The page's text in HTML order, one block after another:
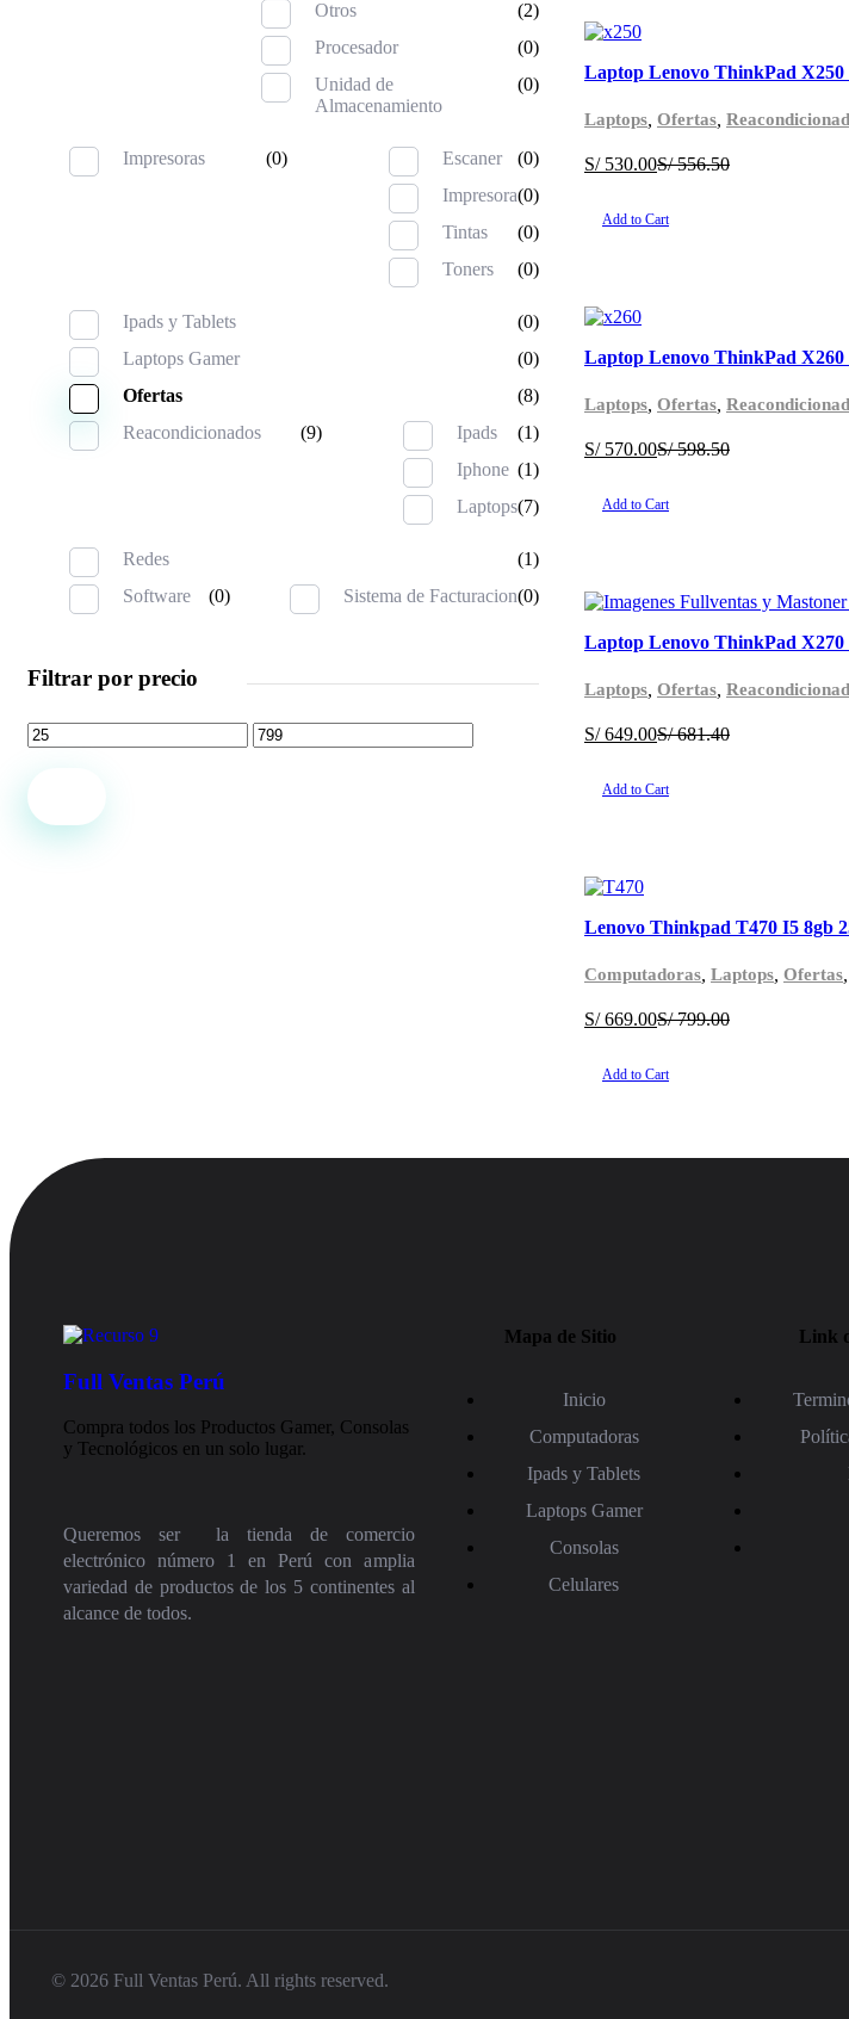
Laptop Lenovo ThinkPad
S/530.00S/556.50
Laptops Ofertas
Add to Cart
Laptop Lenovo ThinkPad X260
S/570.00S/598.50
Laptops Ofertas
Add to Cart
Laptop Lenovo ThinkPad X270
S/649.00S/681.40
Laptops Ofertas
Add to Cart
Lenovo Thinkpad T470 I5 8gb
S/669.00S/799.00
Computadoras Laptops Ofertas
Add to Cart
Otros
(2)
Procesador
(0)
Unidad de
Almacenamiento
(0)
Impresoras (0) Escaner
(0)
Impresora(0)
Tintas
(0)
Toners
(0)
Ipads y Tablets
(0)
Laptops Gamer
(0)
Ofertas
(8)
Reacondicionados
(9) Ipads
(1)
Iphone (1)
Laptops(7)
Redes
(1)
Software
(0) Sistema de Facturacion(0)
Filtrar por precio
Full Ventas Perú
Compra todos los Productos Gamer, Consolas
y Tecnológicos en un solo lugar.
Queremos ser la tienda de comercio
electrónico número 1 en Perú con amplia
variedad de productos de los 5 continentes al
alcance de todos.
Mapa de Sitio
Inicio
Computadoras
Ipads y Tablets
Laptops Gamer
Consolas
Celulares
Link
© 2026 Full Ventas Perú. All rights reserved.